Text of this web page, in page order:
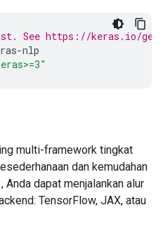
See https://keras.io/
nlp
multi-framework tingkat
dan kemudahan
Anda dapat menjalankan alur
TensorFlow, JAX, atau